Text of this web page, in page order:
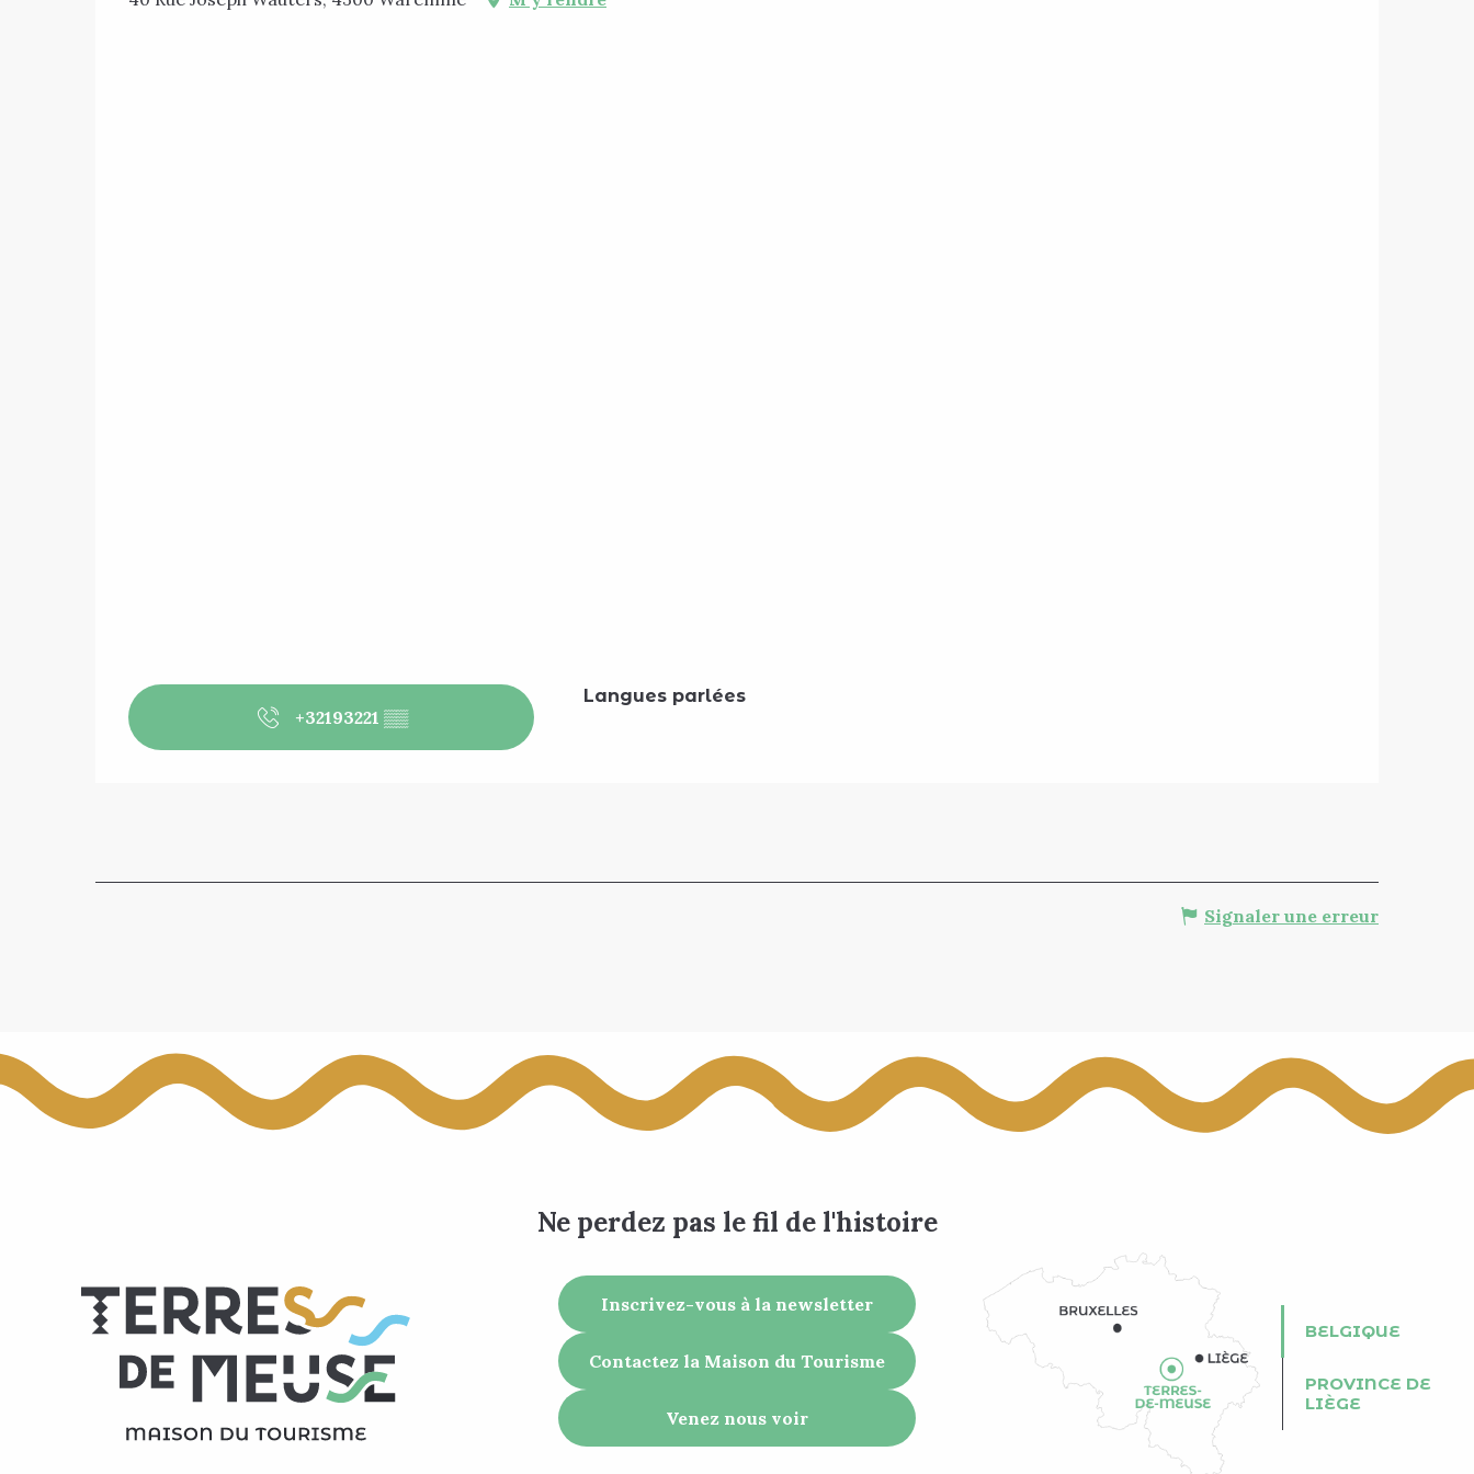
+32193221 ▒▒
Langues parlées
Langues parlées
Signaler une erreur
Ne perdez pas le fil de l'histoire
Inscrivez-vous à la newsletter
Contactez la Maison du Tourisme
Venez nous voir
BELGIQUE
PROVINCE DE
LIÈGE